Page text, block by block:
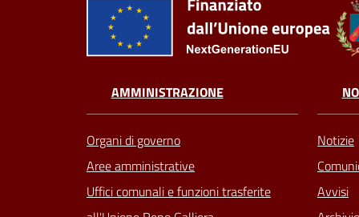
AMMINISTRAZIONE
Organi di governo
Aree amministrative
Uffici comunali e funzioni trasferite
Notizie
Avvisi